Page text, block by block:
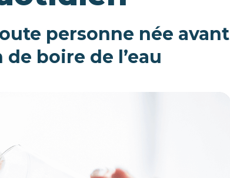
personne née avant
boire de l’eau